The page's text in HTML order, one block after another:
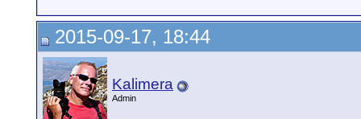
2015-09-17, 18:44
Kalimera
Admin